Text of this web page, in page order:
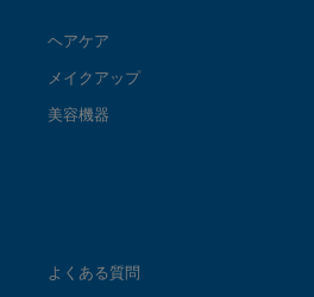
ヘアケア
メイクアップ
美容機器
よくある質問